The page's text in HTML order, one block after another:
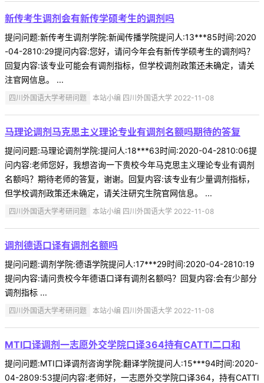
新传考生调剂会有新传学硕考生的调剂吗
提问问题:新传考生调剂学院:新闻传播学院提问人:13***85时间:2020
-04-2810:29提问内容:您好，请问今年会有新传学硕考生的调剂吗？
回复内容:该专业可能会有调剂指标，但学校调剂政策还未确定，请关
注官网信息。 ...
四川外国语大学考研问题 本站小编 四川外国语大学 2022-11-08
马理论调剂马克思主义理论专业有调剂名额吗期待的答复
提问问题:马理论调剂学院:提问人:18***63时间:2020-04-2810:06提
问内容:老师您好，我想咨询一下贵校今年马克思主义理论专业有调剂
名额吗？期待老师的答复，谢谢。回复内容:该专业有少量调剂指标，
但学校调剂政策还未确定，请关注研究生院官网信息。 ...
四川外国语大学考研问题 本站小编 四川外国语大学 2022-11-08
调剂德语口译有调剂名额吗
提问问题:调剂学院:德语学院提问人:17***29时间:2020-04-2810:19
提问内容:请问贵校今年德语口译有调剂名额吗？回复内容:会有少部分
调剂指标 ...
四川外国语大学考研问题 本站小编 四川外国语大学 2022-11-08
MTI口译调剂一志愿外交学院口译364持有CATTI二口和
提问问题:MTI口译调剂咨询学院:翻译学院提问人:15***94时间:2020-
04-2809:53提问内容:老师好，一志愿外交学院口译364，持有CATTI